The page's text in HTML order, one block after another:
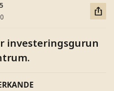
investeringsgurun